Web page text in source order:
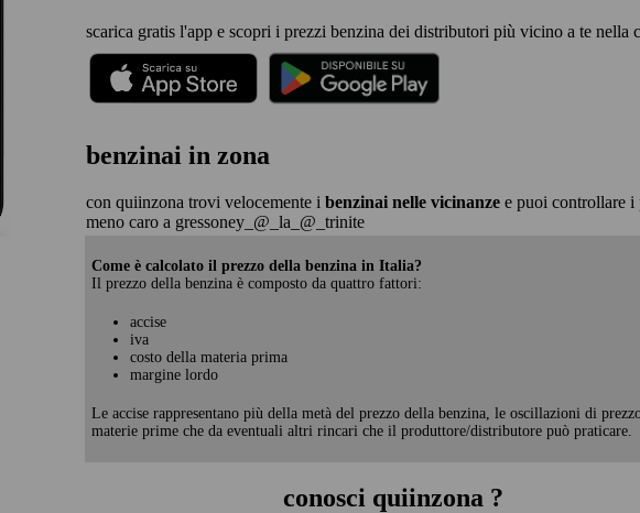
scarica gratis l'app e scopri i prezzi benzina dei distributori più vicino a te nella
benzinai in zona
con quiinzona trovi velocemente i benzinai nelle vicinanze e puoi controllare i
meno caro a gressoney_@_la_@_trinite
Come è calcolato il prezzo della benzina in Italia?
Il prezzo della benzina è composto da quattro fattori:
accise
iva
costo della materia prima
margine lordo
Le accise rappresentano più della metà del prezzo della benzina, le oscillazioni di
materie prime che da eventuali altri rincari che il produttore/distributore può praticare.
conosci quiinzona ?